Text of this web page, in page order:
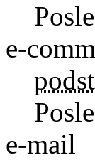
e-
e-mail